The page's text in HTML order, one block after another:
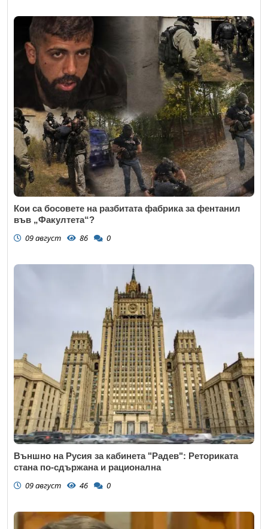
Кои са босовете на разбитата фабрика за фентанил
във „Факултета“?
09 август 86 0
Външно на Русия за кабинета "Радев": Реториката
стана по-сдържана и рационална
09 август 46 0